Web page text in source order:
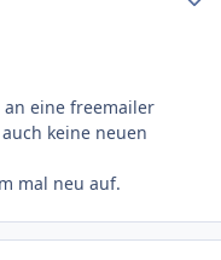
eine freemailer
keine neuen
mal neu auf.